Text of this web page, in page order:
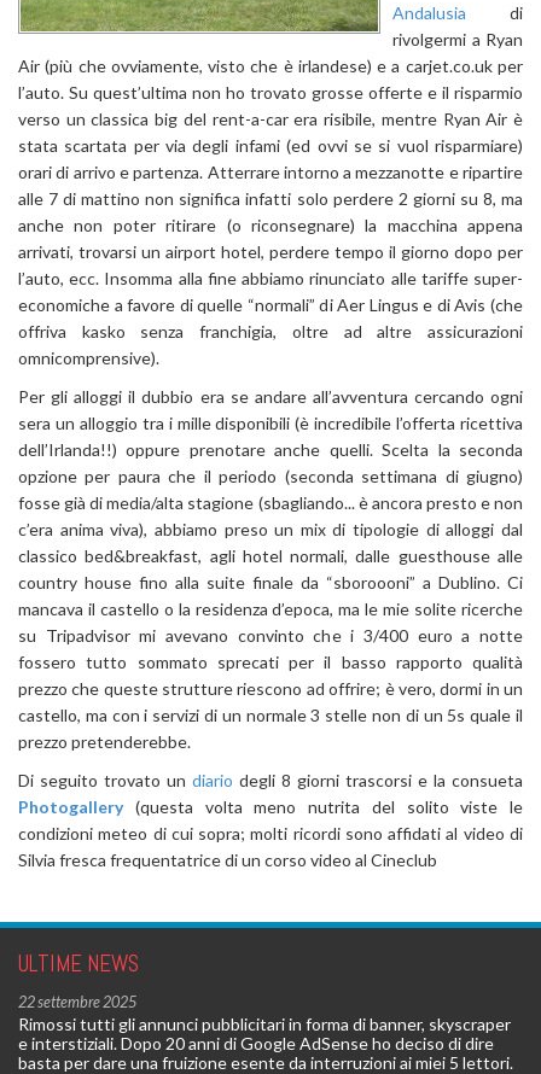
Andalusia di
rivolgermi a Ryan
Air (più che ovviamente, visto che è irlandese) e a carjet.co.uk per
l’auto. Su quest’ultima non ho trovato grosse offerte e il risparmio
verso un classica big del rent-a-car era risibile, mentre Ryan Air è
stata scartata per via degli infami (ed ovvi se si vuol risparmiare)
orari di arrivo e partenza. Atterrare intorno a mezzanotte e ripartire
alle 7 di mattino non significa infatti solo perdere 2 giorni su 8, ma
anche non poter ritirare (o riconsegnare) la macchina appena
arrivati, trovarsi un airport hotel, perdere tempo il giorno dopo per
l’auto, ecc. Insomma alla fine abbiamo rinunciato alle tariffe super-
economiche a favore di quelle “normali” di Aer Lingus e di Avis (che
offriva kasko senza franchigia, oltre ad altre assicurazioni
omnicomprensive).
Per gli alloggi il dubbio era se andare all’avventura cercando ogni
sera un alloggio tra i mille disponibili (è incredibile l’offerta ricettiva
dell’Irlanda!!) oppure prenotare anche quelli. Scelta la seconda
opzione per paura che il periodo (seconda settimana di giugno)
fosse già di media/alta stagione (sbagliando... è ancora presto e non
c’era anima viva), abbiamo preso un mix di tipologie di alloggi dal
classico bed&breakfast, agli hotel normali, dalle guesthouse alle
country house fino alla suite finale da “sboroooni” a Dublino. Ci
mancava il castello o la residenza d’epoca, ma le mie solite ricerche
su Tripadvisor mi avevano convinto che i 3/400 euro a notte
fossero tutto sommato sprecati per il basso rapporto qualità
prezzo che queste strutture riescono ad offrire; è vero, dormi in un
castello, ma con i servizi di un normale 3 stelle non di un 5s quale il
prezzo pretenderebbe.
Di seguito trovato un diario degli 8 giorni trascorsi e la consueta
Photogallery(questa volta meno nutrita del solito viste le
condizioni meteo di cui sopra; molti ricordi sono affidati al video di
Silvia fresca frequentatrice di un corso video al Cineclub
ULTIME NEWS
22 settembre 2025
Rimossi tutti gli annunci pubblicitari in forma di banner, skyscraper
e interstiziali. Dopo 20 anni di Google AdSense ho deciso di dire
basta per dare una fruizione esente da interruzioni ai miei 5 lettori.